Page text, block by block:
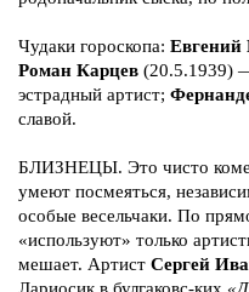
Чудаки гороскопа: Евгений
Роман Карцев (20.5.1939)
эстрадный артист;
славой.
БЛИЗНЕЦЫ. Это чисто
умеют посмеяться,
особые весельчаки. По
«используют» только
мешает. Артист Сергей